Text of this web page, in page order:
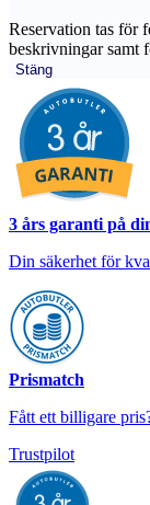
Reservation tas för
beskrivningar samt
Stäng
3 års garanti på
Din säkerhet för
Prismatch
Fått ett billigare
Trustpilot